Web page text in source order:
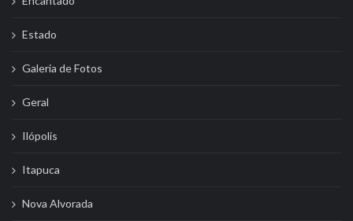
Estado
Galeria de Fotos
Geral
Ilópolis
Itapuca
Nova Alvorada